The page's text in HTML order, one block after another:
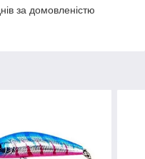
за домовленістю